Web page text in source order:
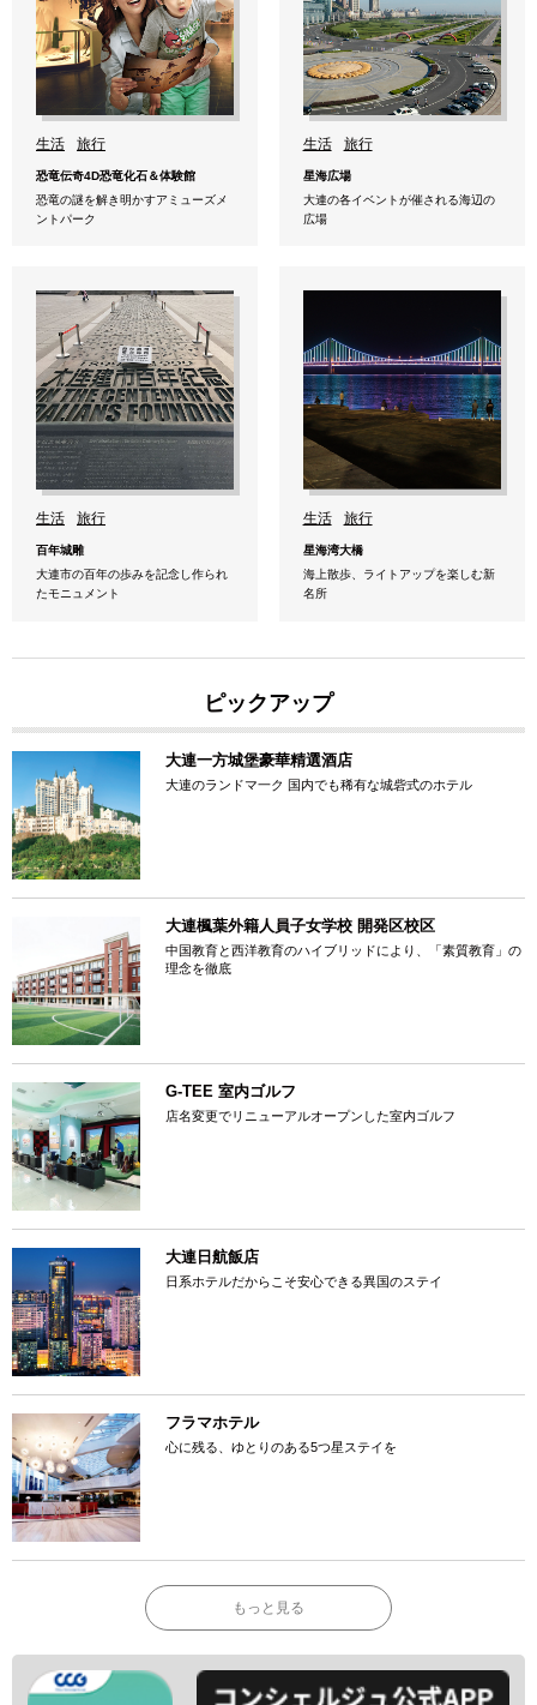
生活 旅行
恐竜伝奇4D恐竜化石＆体験館
恐竜の謎を解き明かすアミューズメ
ントパーク
生活 旅行
星海広場
大連の各イベントが催される海辺の
広場
生活 旅行
百年城雕
大連市の百年の歩みを記念し作られ
たモニュメント
生活 旅行
星海湾大橋
海上散歩、ライトアップを楽しむ新
名所
ピックアップ
大連一方城堡豪華精選酒店
大連のランドマ一ク 国内でも稀有な城砦式のホテル
大連楓葉外籍人員子女学校 開発区校区
中国教育と西洋教育のハイブリッドにより、「素質教育」の
理念を徹底
G-TEE 室内ゴルフ
店名変更でリニューアルオープンした室内ゴルフ
大連日航飯店
日系ホテルだからこそ安心できる異国のステイ
フラマホテル
心に残る、ゆとりのある5つ星ステイを
もっと見る